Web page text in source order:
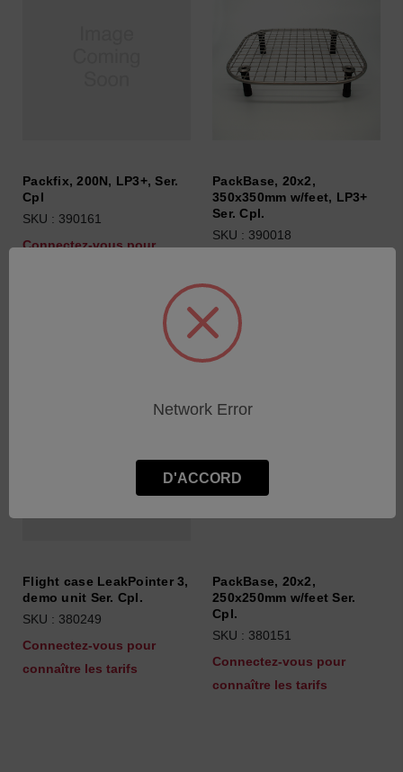
Packfix, 200N, LP3+, Ser.
Cpl
SKU : 390161
Connectez-vous pour
PackBase, 20x2,
350x350mm w/feet, LP3+
Ser. Cpl.
SKU : 390018
connaître les tarifs
Flight case LeakPointer 3,
demo unit Ser. Cpl.
SKU : 380249
Connectez-vous pour
connaître les tarifs
PackBase, 20x2,
250x250mm w/feet Ser.
Cpl.
SKU : 380151
Connectez-vous pour
connaître les tarifs
Network Error
D'ACCORD